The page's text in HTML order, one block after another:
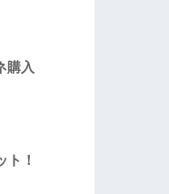
購入
ト！